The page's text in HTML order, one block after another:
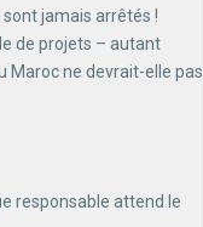
jamais arrêtés !
de projets – autant
Maroc ne devrait-elle pas
responsable attend le